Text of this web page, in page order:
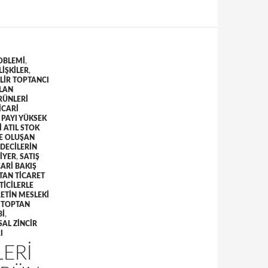
,
,
TOPTANCI
YÜKSEK
ATIL STOK
OLUŞAN
, SATIŞ
BAKIŞ
TICARET
MESLEKI
TOPTAN
,
ZINCIR